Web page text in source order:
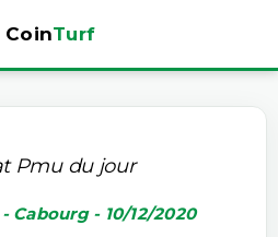
CoinTurf
Pmu du jour
Cabourg - 10/12/2020